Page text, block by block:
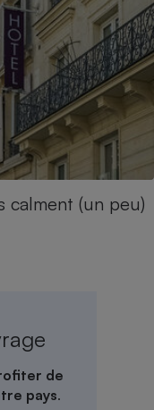
calment (un peu)
de
pays.